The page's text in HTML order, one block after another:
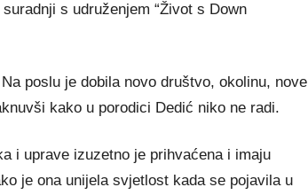
s udruženjem “Život s Down
poslu je dobila novo društvo, okolinu, nove
kako u porodici Dedić niko ne radi.
i uprave izuzetno je prihvaćena i imaju
je ona unijela svjetlost kada se pojavila u